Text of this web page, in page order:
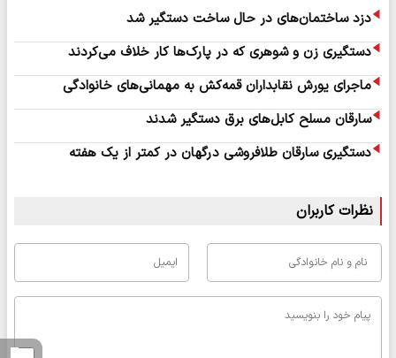
دزد ساختمان‌های در حال ساخت دستگیر شد
دستگیری زن و شوهری که در پارک‌ها کار خلاف می‌کردند
ماجرای یورش نقابداران قمه‌کش به مهمانی‌های خانوادگی
سارقان مسلح کابل‌های برق دستگیر شدند
دستگیری سارقان طلافروشی درگهان در کمتر از یک هفته
نظرات کاربران